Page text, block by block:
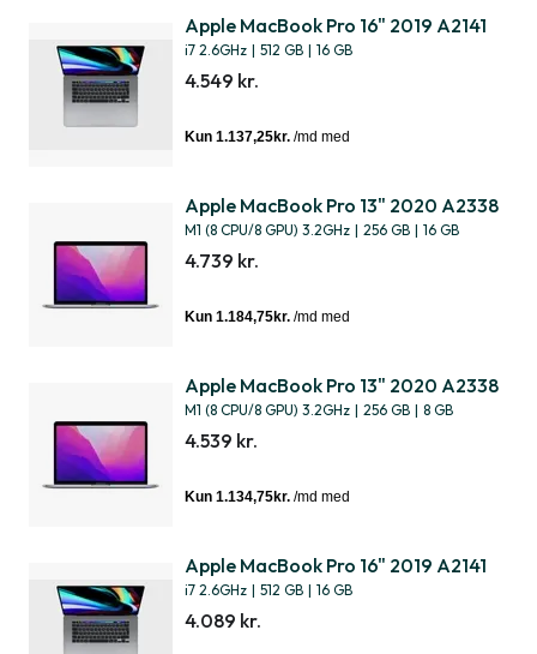
Apple MacBook Pro 16" 2019 A2141
i7 2.6GHz | 512 GB | 16 GB
4.549 kr.
Apple MacBook Pro 13" 2020 A2338
M1 (8 CPU/8 GPU) 3.2GHz | 256 GB | 16 GB
4.739 kr.
Apple MacBook Pro 13" 2020 A2338
M1 (8 CPU/8 GPU) 3.2GHz | 256 GB | 8 GB
4.539 kr.
Apple MacBook Pro 16" 2019 A2141
i7 2.6GHz | 512 GB | 16 GB
4.089 kr.